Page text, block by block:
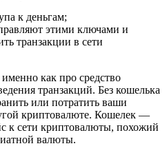
к деньгам;
этими ключами и
транзакции в сети
как про средство
транзакций. Без кошелька
или потратить ваши
криптовалюте. Кошелек —
к сети криптовалюты, похожий
валюты.